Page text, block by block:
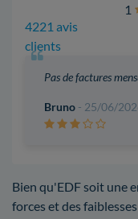
4221 avis
clients
1
Pas de factures
Bruno - 25/06/
Bien qu'EDF soit une
forces et des